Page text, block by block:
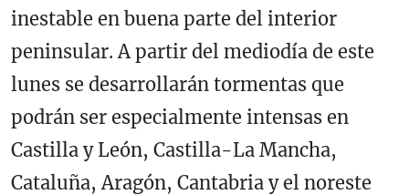
inestable en buena parte del interior
peninsular. A partir del mediodía de este
lunes se desarrollarán tormentas que
podrán ser especialmente intensas en
Castilla y León, Castilla-La Mancha,
Cataluña, Aragón, Cantabria y el noreste